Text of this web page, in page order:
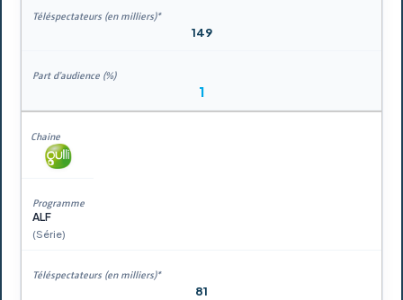
149
1
ALF
(Série)
81